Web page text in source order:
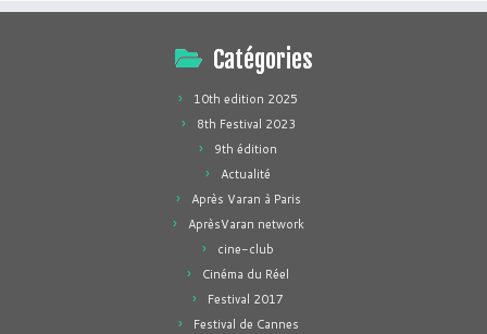
Catégories
10th edition 2025
8th Festival 2023
9th édition
Actualité
Après Varan à Paris
AprèsVaran network
cine-club
Cinéma du Réel
Festival 2017
Festival de Cannes